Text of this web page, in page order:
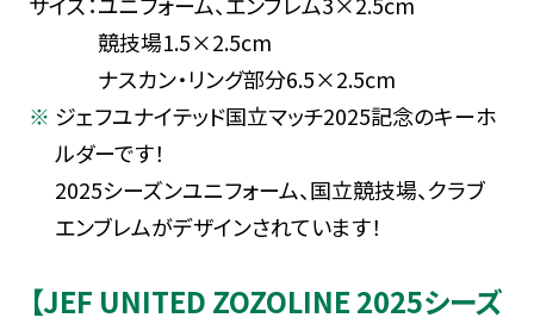
競技場1.5×2.5cm
ナスカン・リング部分6.5×2.5cm
ジェフユナイテッド国立マッチ2025記念のキーホ
ルダーです！
2025シーズンユニフォーム、国立競技場、クラブ
エンブレムがデザインされています！
【JEF UNITED ZOZOLINE 2025シーズ